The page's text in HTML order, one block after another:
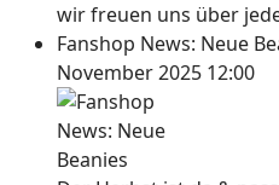
wir freuen uns über
Fanshop News: Neue
November 2025 12:00